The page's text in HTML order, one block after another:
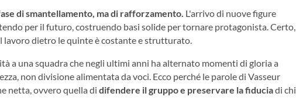
di smantellamento, ma di rafforzamento. L'arrivo di nuove figure
per il futuro, costruendo basi solide per tornare protagonista. Certo,
lavoro dietro le quinte è costante e strutturato.
a una squadra che negli ultimi anni ha alternato momenti di gloria a
non divisione alimentata da voci. Ecco perché le parole di Vasseur
netta, ovvero quella di difendere il gruppo e preservare la fiduciadi chi